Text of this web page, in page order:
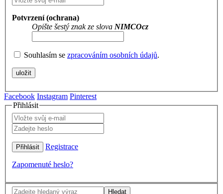
Potvrzení (ochrana)
Opište šestý znak ze slova NIMCOcz
Souhlasím se zpracováním osobních údajů.
Facebook Instagram Pinterest
Přihlásit
Registrace
Zapomenuté heslo?
Hledat